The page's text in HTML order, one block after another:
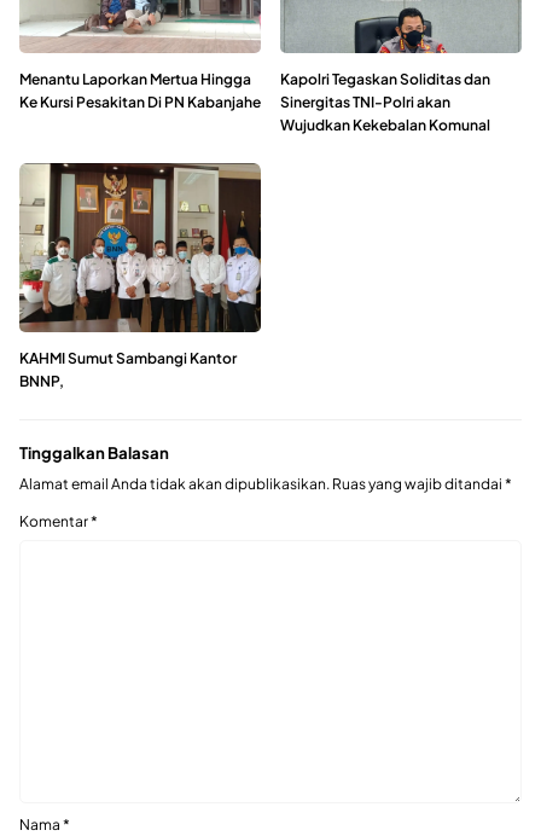
Menantu Laporkan Mertua Hingga
Ke Kursi Pesakitan Di PN Kabanjahe
Kapolri Tegaskan Soliditas dan
Sinergitas TNI-Polri akan
Wujudkan Kekebalan Komunal
KAHMI Sumut Sambangi Kantor
BNNP,
Tinggalkan Balasan
Alamat email Anda tidak akan dipublikasikan. Ruas yang wajib ditandai *
Komentar*
Nama *